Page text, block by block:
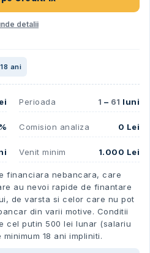
detalii
ani
Perioada 1 – 61 luni
Comision analiza 0 Lei
Venit minim 1.000 Lei
financiara nebancara, care
au nevoi rapide de finantare
de varsta si celor care nu pot
din varii motive. Conditii
cel putin 500 lei lunar (salariu
18 ani impliniti.